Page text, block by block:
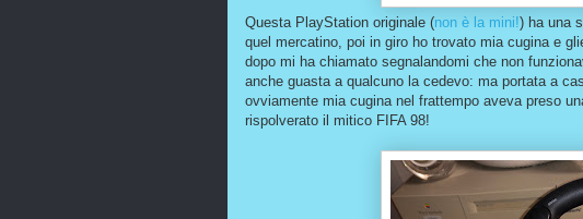
Questa PlayStation originale (non è la mini!) ha una
quel mercatino, poi in giro ho trovato mia cugina e
dopo mi ha chiamato segnalandomi che non
anche guasta a qualcuno la cedevo: ma portata a
ovviamente mia cugina nel frattempo aveva preso
rispolverato il mitico FIFA 98!